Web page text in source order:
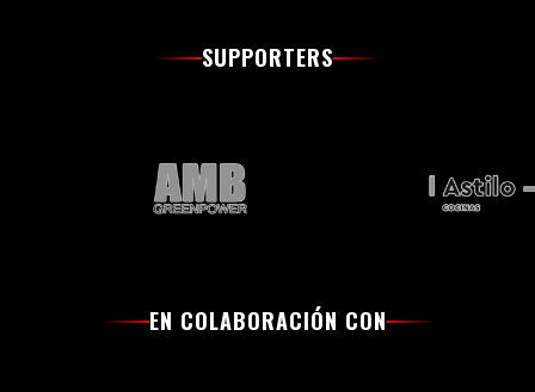
SUPPORTERS
EN COLABORACIÓN CON